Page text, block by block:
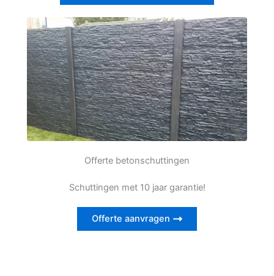
Offerte betonschuttingen
Schuttingen met 10 jaar garantie!
Offerte aanvragen